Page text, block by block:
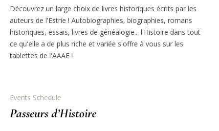
Découvrez un large choix de livres historiques écrits par les
auteurs de l'Estrie ! Autobiographies, biographies, romans
historiques, essais, livres de généalogie... l'Histoire dans tout
ce qu'elle a de plus riche et variée s'offre à vous sur les
tablettes de l'AAAE !
Events Schedule
Passeurs d’Histoire